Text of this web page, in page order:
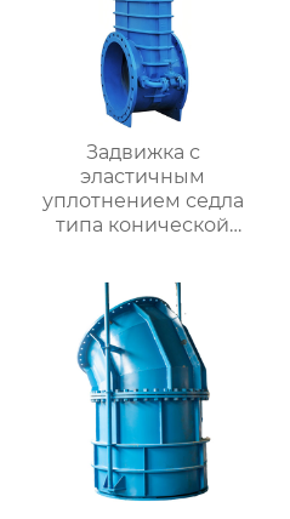
Задвижка с
эластичным
уплотнением седла
типа конической